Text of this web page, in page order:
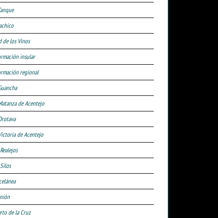
de los Vinos
insular
regional
de Acentejo
de Acentejo
de la Cruz